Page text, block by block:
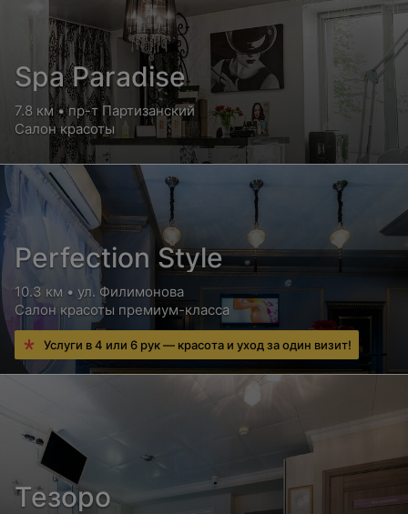
Spa Paradise
7.8 км • пр-т Партизанский
Салон красоты
Perfection Style
10.3 км • ул. Филимонова
Салон красоты премиум-класса
Услуги в 4 или 6 рук — красота и уход за один визит!
Тезоро